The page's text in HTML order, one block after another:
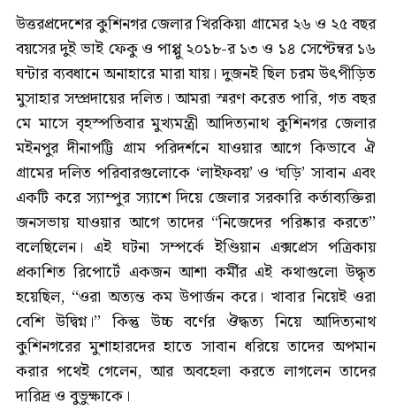
উত্তরপ্রদেশের কুশিনগর জেলার খিরকিয়া গ্রামের ২৬ ও ২৫ বছর
বয়সের দুই ভাই ফেকু ও পাপ্পু ২০১৮-র ১৩ ও ১৪ সেপ্টেম্বর ১৬
ঘন্টার ব্যবধানে অনাহারে মারা যায়। দুজনই ছিল চরম উৎপীড়িত
মুসাহার সম্প্রদায়ের দলিত। আমরা স্মরণ করেত পারি, গত বছর
মে মাসে বৃহস্পতিবার মুখ্যমন্ত্রী আদিত্যনাথ কুশিনগর জেলার
মইনপুর দীনাপট্টি গ্রাম পরিদর্শনে যাওয়ার আগে কিভাবে ঐ
গ্রামের দলিত পরিবারগুলোকে ‘লাইফবয়’ ও ‘ঘড়ি’ সাবান এবং
একটি করে স্যাম্পুর স্যাশে দিয়ে জেলার সরকারি কর্তাব্যক্তিরা
জনসভায় যাওয়ার আগে তাদের ‘‘নিজেদের পরিষ্কার করতে’’
বলেছিলেন। এই ঘটনা সম্পর্কে ইণ্ডিয়ান এক্সপ্রেস পত্রিকায়
প্রকাশিত রিপোর্টে একজন আশা কর্মীর এই কথাগুলো উদ্ধৃত
হয়েছিল, ‘‘ওরা অত্যন্ত কম উপার্জন করে। খাবার নিয়েই ওরা
বেশি উদ্বিগ্ন।’’ কিন্তু উচ্চ বর্ণের ঔদ্ধত্য নিয়ে আদিত্যনাথ
কুশিনগরের মুশাহারদের হাতে সাবান ধরিয়ে তাদের অপমান
করার পথেই গেলেন, আর অবহেলা করতে লাগলেন তাদের
দারিদ্র ও বুভুক্ষাকে।